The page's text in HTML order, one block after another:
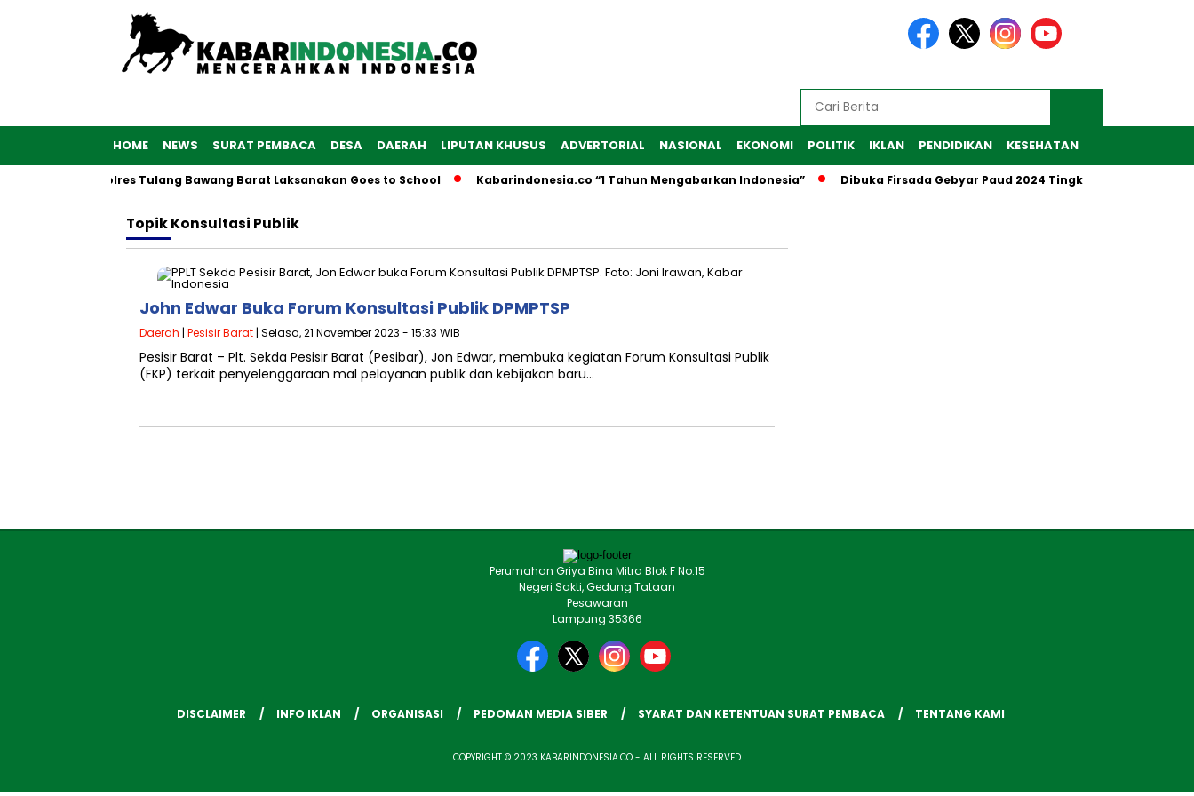
HOME NEWS SURAT PEMBACA DESA DAERAH LIPUTAN KHUSUS ADVERTORIAL NASIONAL EKONOMI POLITIK IKLAN PENDIDIKAN KESEHATAN RAGAM
76, Polwan Polres Tulang Bawang Barat Laksanakan Goes to School Kabarindonesia.co “1 Tahun Mengabarkan Indonesia” Dibuka Firsada Gebyar Paud 2024 Tingkat Kabupaten
TopikKonsultasi Publik
John Edwar Buka Forum Konsultasi Publik DPMPTSP
Daerah | Pesisir Barat | Selasa, 21 November 2023 - 15:33 WIB
Pesisir Barat – Plt. Sekda Pesisir Barat (Pesibar), Jon Edwar, membuka kegiatan Forum Konsultasi Publik
(FKP) terkait penyelenggaraan mal pelayanan publik dan kebijakan baru…
Perumahan Griya Bina Mitra Blok F No.15
Negeri Sakti, Gedung Tataan
Pesawaran
Lampung 35366
DISCLAIMER INFO IKLAN ORGANISASI PEDOMAN MEDIA SIBER SYARAT DAN KETENTUAN SURAT PEMBACA TENTANG KAMI
COPYRIGHT © 2023 KABARINDONESIA.CO - ALL RIGHTS RESERVED